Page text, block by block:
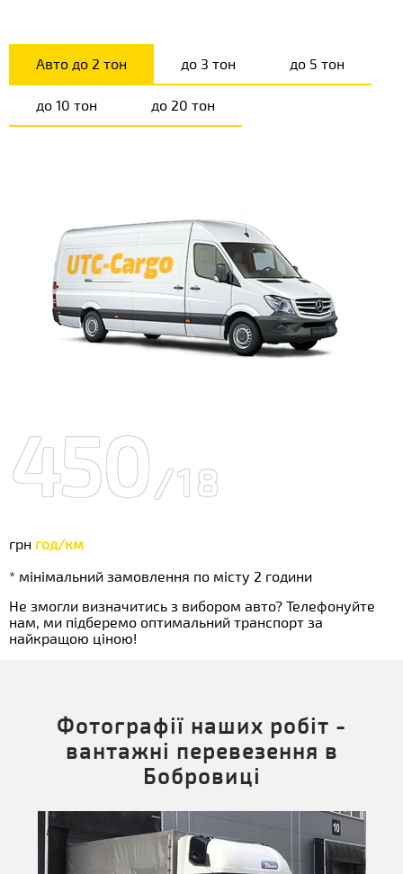
Авто до 2 тон до 3 тон до 5 тон
до 10 тон до 20 тон
450/18
грн год/км
* мінімальний замовлення по місту 2 години
Не змогли визначитись з вибором авто? Телефонуйте
нам, ми підберемо оптимальний транспорт за
найкращою ціною!
Фотографії наших робіт -
вантажні перевезення в
Бобровиці